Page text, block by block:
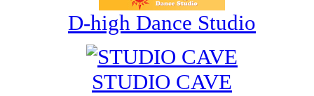
D-high Dance Studio
STUDIO CAVE